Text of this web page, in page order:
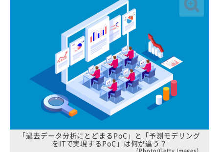
「過去データ分析にとどまるPoC」と「予測モデリング
をITで実現するPoC」は何が違う？